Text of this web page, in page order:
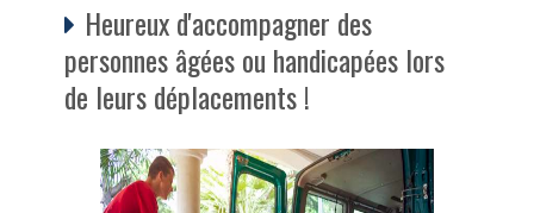
Heureux d'accompagner des
personnes âgées ou handicapées lors
de leurs déplacements !